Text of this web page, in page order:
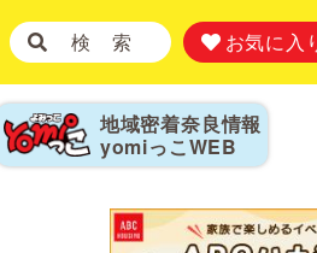
検 索 お気に入
地域密着奈良情報
yomiっこ WEB